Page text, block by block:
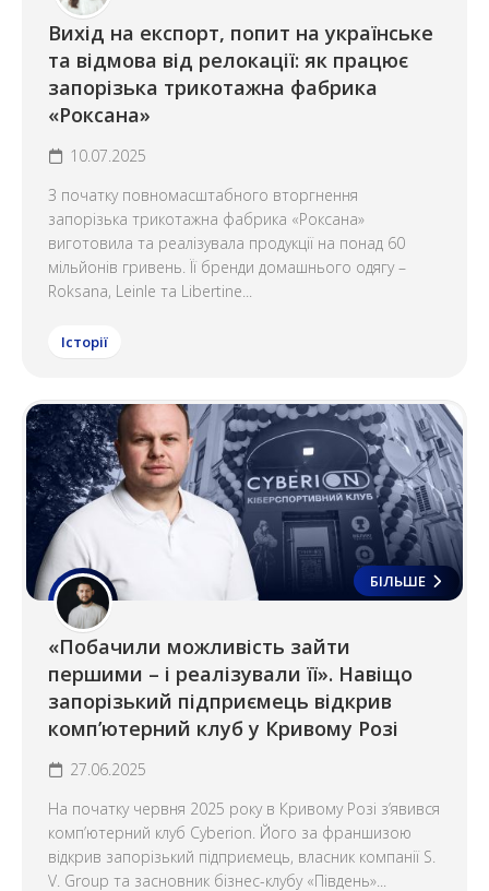
Вихід на експорт, попит на українське
та відмова від релокації: як працює
запорізька трикотажна фабрика
«Роксана»
10.07.2025
З початку повномасштабного вторгнення
запорізька трикотажна фабрика «Роксана»
виготовила та реалізувала продукції на понад 60
мільйонів гривень. Її бренди домашнього одягу –
Roksana, Leinle та Libertine...
Історії
БІЛЬШЕ
«Побачили можливість зайти
першими – і реалізували її». Навіщо
запорізький підприємець відкрив
комп’ютерний клуб у Кривому Розі
27.06.2025
На початку червня 2025 року в Кривому Розі з’явився
комп’ютерний клуб Cyberion. Його за франшизою
відкрив запорізький підприємець, власник компанії S.
V. Group та засновник бізнес-клубу «Південь»...